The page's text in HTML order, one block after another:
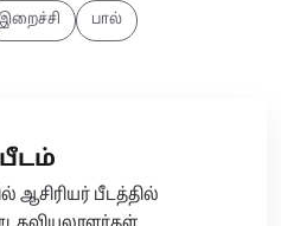
பால்
பீடத்தில்